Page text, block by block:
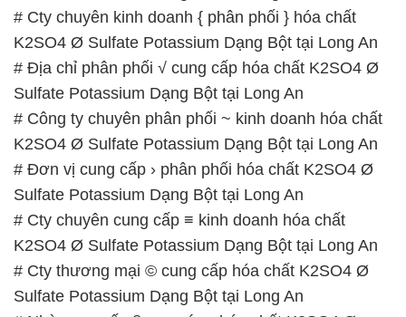
# Công ty chuyên phân phối ~ kinh doanh hóa chất
K2SO4 Ø Sulfate Potassium Dạng Bột tại Long An
# Đơn vị cung cấp › phân phối hóa chất K2SO4 Ø
Sulfate Potassium Dạng Bột tại Long An
# Cty chuyên cung cấp ≡ kinh doanh hóa chất
K2SO4 Ø Sulfate Potassium Dạng Bột tại Long An
# Cty thương mại © cung cấp hóa chất K2SO4 Ø
Sulfate Potassium Dạng Bột tại Long An
# Nhà cung cấp § cung ứng hóa chất K2SO4 Ø
Sulfate Potassium Dạng Bột tại Long An
# Địa chỉ chuyên phân phối ∞ cung cấp hóa chất
K2SO4 Ø Sulfate Potassium Dạng Bột tại Long An